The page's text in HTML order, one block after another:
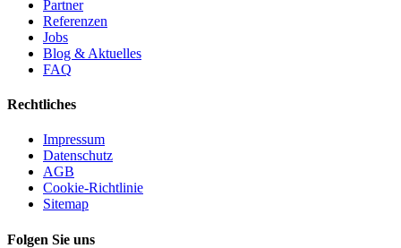
Partner
Referenzen
Jobs
Blog & Aktuelles
FAQ
Rechtliches
Impressum
Datenschutz
AGB
Cookie-Richtlinie
Sitemap
Folgen Sie uns